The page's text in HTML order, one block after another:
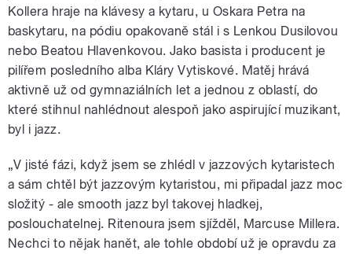
Kollera hraje na klávesy a kytaru, u Oskara Petra na
baskytaru, na pódiu opakovaně stál i s Lenkou Dusilovou
nebo Beatou Hlavenkovou. Jako basista i producent je
pilířem posledního alba Kláry Vytiskové. Matěj hrává
aktivně už od gymnaziálních let a jednou z oblastí, do
které stihnul nahlédnout alespoň jako aspirující muzikant,
byl i jazz.
„V jisté fázi, když jsem se zhlédl v jazzových kytaristech
a sám chtěl být jazzovým kytaristou, mi připadal jazz moc
složitý ‒ ale smooth jazz byl takovej hladkej,
poslouchatelnej. Ritenoura jsem sjížděl, Marcuse Millera.
Nechci to nějak hanět, ale tohle období už je opravdu za